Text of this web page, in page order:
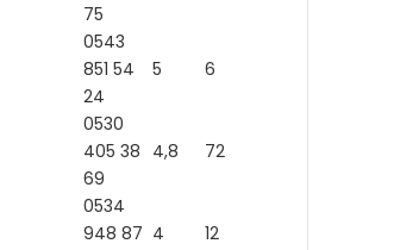
75
0543
851 54
24
5 6
0530
405 38
69
4,8 72
0534
948 87 4 12